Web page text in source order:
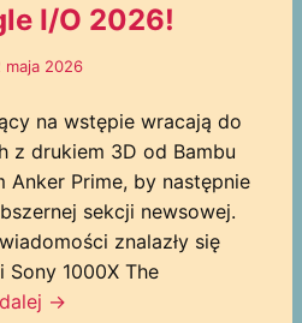
I/O 2026!
maja 2026
na wstępie wracają do
z drukiem 3D od Bambu
Anker Prime, by następnie
sekcji newsowej.
znalazły się
1000X The
→